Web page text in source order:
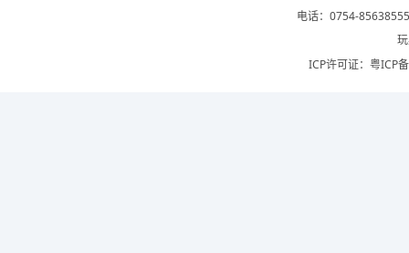
电话：0754-
ICP许可证： 粤ICP